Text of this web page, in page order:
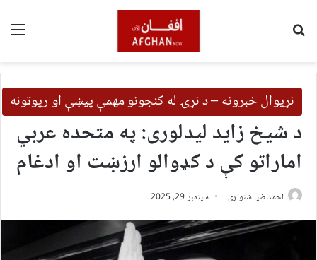
نړیوال خبرونه – د نړۍ له کنجونو مهمې پیښې او رپوټونه
د شیخ زاید لیدلوری: په متحده عربي
اماراتو کې د کډوالو ارزښت او ادغام
احمد ضیا شنواری سپتمبر 29, 2025